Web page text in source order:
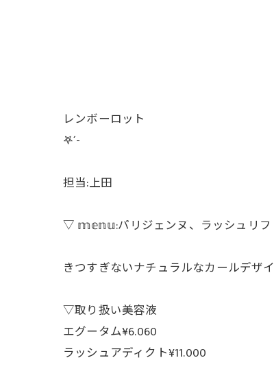
レンボーロット
𖤐´-
担当:上田
▽ 𝕞𝕖𝕟𝕦:パリジェンヌ、ラッシュリフ
きつすぎないナチュラルなカールデザ
▽取り扱い美容液
エグータム¥6.060
ラッシュアディクト¥11.000